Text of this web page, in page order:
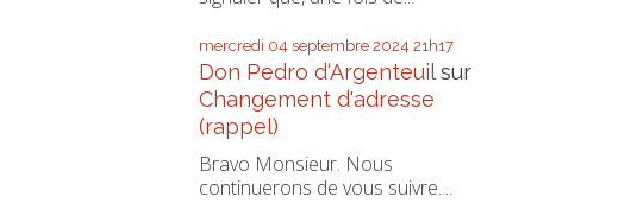
mercredi 04 septembre 2024 21h17
Don Pedro d‘Argenteuilsur
Changement d'adresse
(rappel)
Bravo Monsieur. Nous
continuerons de vous suivre....